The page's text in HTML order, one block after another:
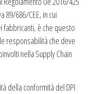
89/686/CEE, in cui
è che questo
responsabilità che deve
nella Supply Chain
della conformità del DPI